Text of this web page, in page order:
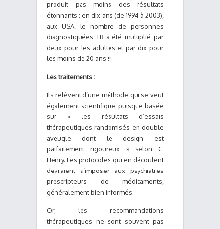
produit pas moins des résultats
étonnants : en dix ans (de 1994 à 2003),
aux USA, le nombre de personnes
diagnostiquées TB a été multiplié par
deux pour les adultes et par dix pour
les moins de 20 ans !!!
Les traitements :
Ils relèvent d’une méthode qui se veut
également scientifique, puisque basée
sur « les résultats d’essais
thérapeutiques randomisés en double
aveugle dont le design est
parfaitement rigoureux » selon C.
Henry. Les protocoles qui en découlent
devraient s’imposer aux psychiatres
prescripteurs de médicaments,
généralement bien informés.
Or, les recommandations
thérapeutiques ne sont souvent pas